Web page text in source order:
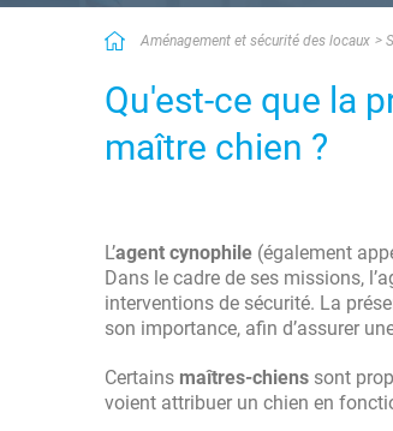
Aménagement et sécurité des locaux
Qu'est-ce que la
maître chien ?
L’agent cynophile (également
Dans le cadre de ses missions,
interventions de sécurité. La
son importance, afin d’assurer
Certains maîtres-chiens sont
voient attribuer un chien en